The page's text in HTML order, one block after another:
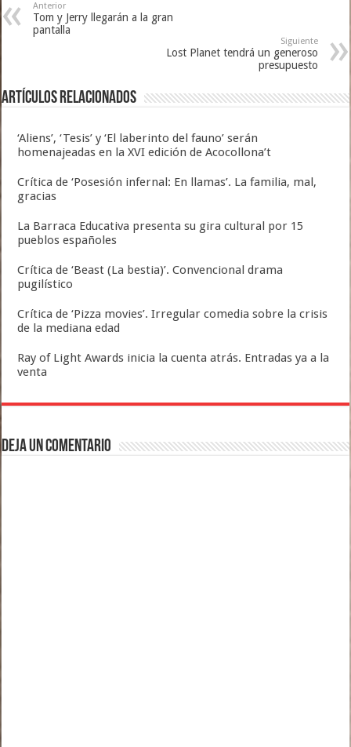
Anterior
Tom y Jerry llegarán a la gran
pantalla
Siguiente
Lost Planet tendrá un generoso
presupuesto
Artículos relacionados
‘Aliens’, ‘Tesis’ y ‘El laberinto del fauno’ serán
homenajeadas en la XVI edición de Acocollona’t
Crítica de ‘Posesión infernal: En llamas’. La familia, mal,
gracias
La Barraca Educativa presenta su gira cultural por 15
pueblos españoles
Crítica de ‘Beast (La bestia)’. Convencional drama
pugilístico
Crítica de ‘Pizza movies’. Irregular comedia sobre la crisis
de la mediana edad
Ray of Light Awards inicia la cuenta atrás. Entradas ya a la
venta
Deja un comentario